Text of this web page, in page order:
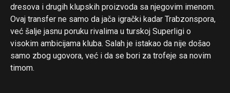
dresova i drugih klupskih proizvoda sa njegovim imenom.
Ovaj transfer ne samo da jača igrački kadar Trabzonspora,
već šalje jasnu poruku rivalima u turskoj Superligi o
visokim ambicijama kluba. Salah je istakao da nije došao
samo zbog ugovora, već i da se bori za trofeje sa novim
timom.